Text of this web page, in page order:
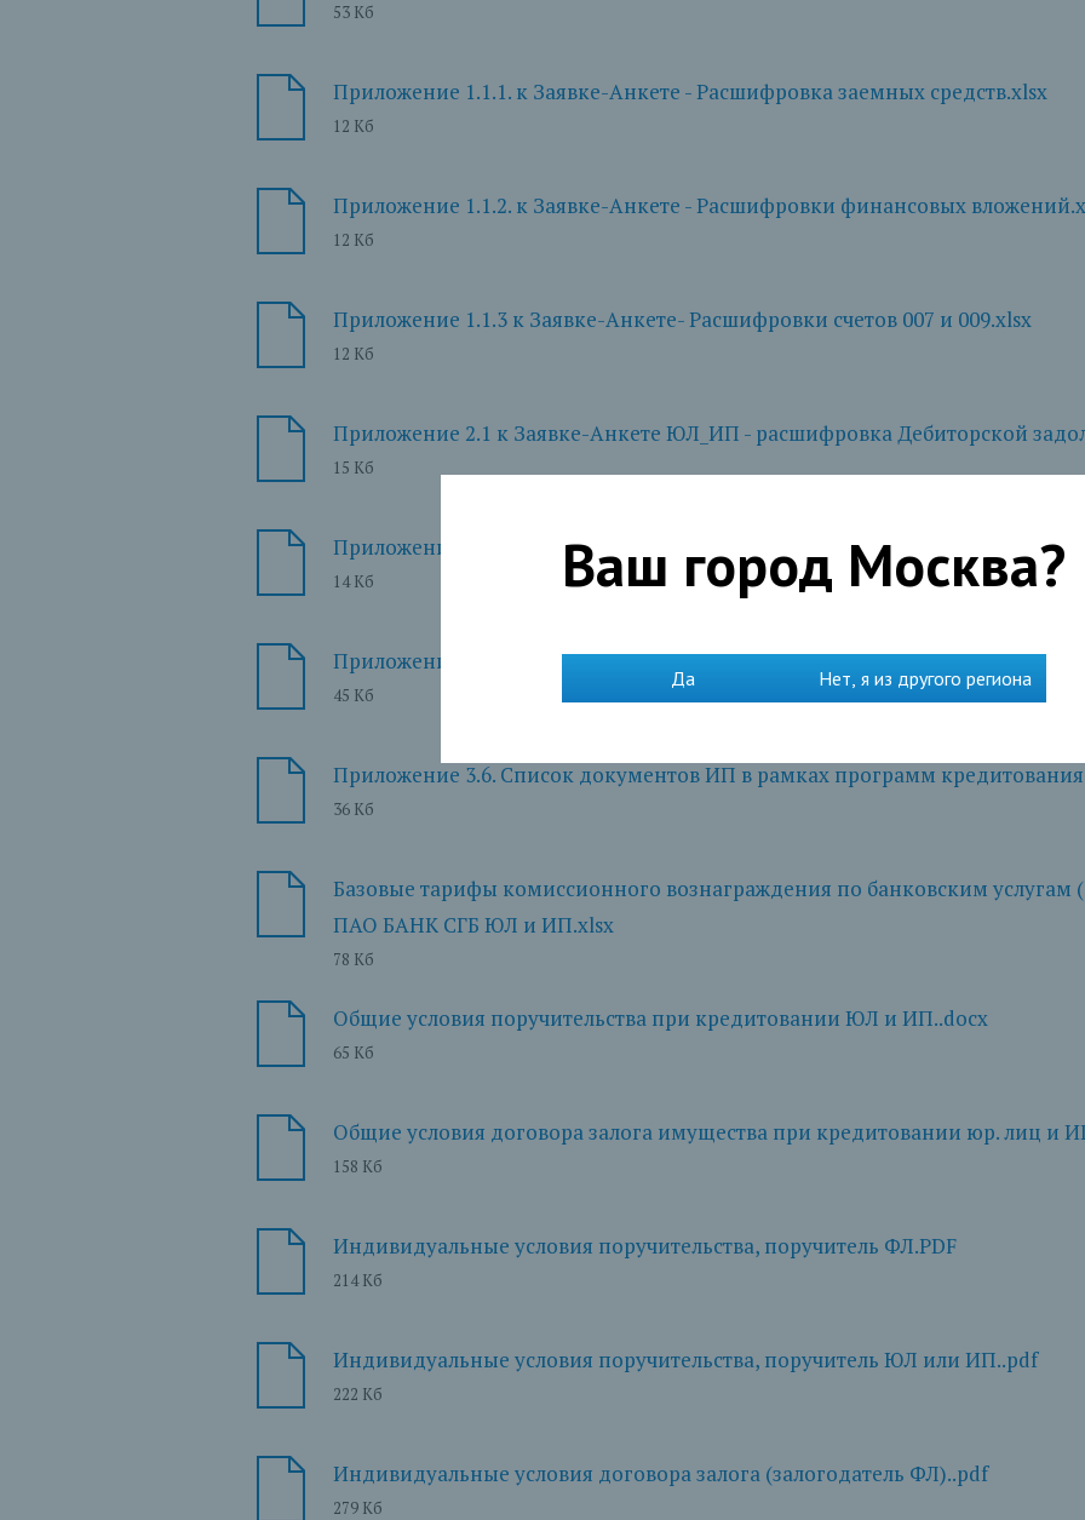
53 Кб
Приложение 1.1.1. к Заявке-Анкете - Расшифровка заемных средств.xlsx
12 Кб
Приложение 1.1.2. к Заявке-Анкете - Расшифровки финансовых
12 Кб
Приложение 1.1.3 к Заявке-Анкете- Расшифровки счетов 007 и 009.xlsx
12 Кб
Приложение 2.1 к Заявке-Анкете ЮЛ_ИП - расшифровка Дебиторской
15 Кб
Приложение 2.1 к Заявке-Анкете ЮЛ_ИП - расшифровка Кредиторской
14 Кб
Приложение 3.5. Список документов ЮЛ в рамках программ
45 Кб
Приложение 3.6. Список документов ИП в рамках программ
36 Кб
Базовые тарифы комиссионного вознаграждения по банковским
ПАО БАНК СГБ ЮЛ и ИП.xlsx
78 Кб
Общие условия поручительства при кредитовании ЮЛ и ИП..docx
65 Кб
Общие условия договора залога имущества при кредитовании юр. лиц и
158 Кб
Индивидуальные условия поручительства, поручитель ФЛ.PDF
214 Кб
Индивидуальные условия поручительства, поручитель ЮЛ или ИП..pdf
222 Кб
Индивидуальные условия договора залога (залогодатель ФЛ)..pdf
279 Кб
Ваш город Москва?
Да Нет, я из другого региона